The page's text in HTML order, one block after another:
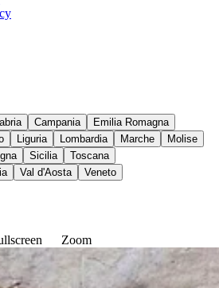
Campania
Emilia Romagna
Liguria Lombardia Marche
Molise
Sicilia
Toscana
Val d'Aosta Veneto
Zoom